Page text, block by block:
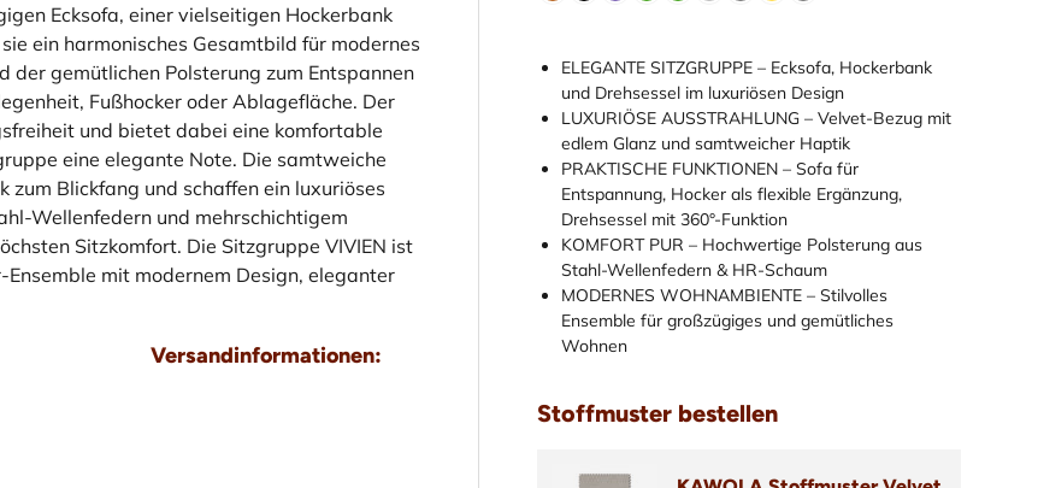
ELEGANTE SITZGRUPPE – Ecksofa, Hockerbank
und Drehsessel im luxuriösen Design
LUXURIÖSE AUSSTRAHLUNG – Velvet-Bezug mit
edlem Glanz und samtweicher Haptik
PRAKTISCHE FUNKTIONEN – Sofa für
Entspannung, Hocker als flexible Ergänzung,
Drehsessel mit 360°-Funktion
KOMFORT PUR – Hochwertige Polsterung aus
Stahl-Wellenfedern & HR-Schaum
MODERNES WOHNAMBIENTE – Stilvolles
Ensemble für großzügiges und gemütliches
Wohnen
Stoffmuster bestellen
Ecksofa, einer vielseitigen Hockerbank
ein harmonisches Gesamtbild für modernes
der gemütlichen Polsterung zum Entspannen
Fußhocker oder Ablagefläche. Der
und bietet dabei eine komfortable
eine elegante Note. Die samtweiche
zum Blickfang und schaffen ein luxuriöses
Wellenfedern und mehrschichtigem
Sitzkomfort. Die Sitzgruppe VIVIEN ist
mit modernem Design, eleganter
Versandinformationen: